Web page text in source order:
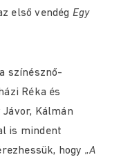
első vendég Egy
színésznő-
Réka és
Kálmán
is mindent
hogy „A